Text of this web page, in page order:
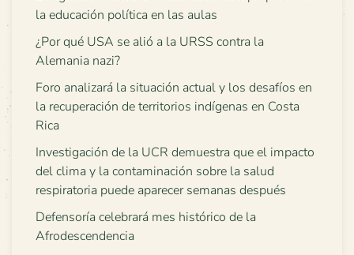
la educación política en las aulas
¿Por qué USA se alió a la URSS contra la
Alemania nazi?
Foro analizará la situación actual y los desafíos en
la recuperación de territorios indígenas en Costa
Rica
Investigación de la UCR demuestra que el impacto
del clima y la contaminación sobre la salud
respiratoria puede aparecer semanas después
Defensoría celebrará mes histórico de la
Afrodescendencia